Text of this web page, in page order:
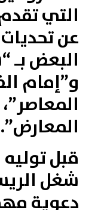
التي
عن
البعض بـ
و”إمام
المعارض”.
قبل توليه
شغل
دعوية